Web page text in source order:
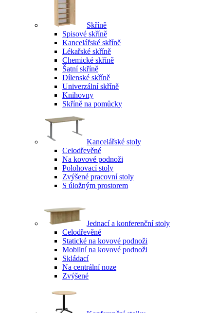
Skříně
Spisové skříně
Kancelářské skříně
Lékařské skříně
Chemické skříně
Šatní skříně
Dílenské skříně
Univerzální skříně
Knihovny
Skříně na pomůcky
Kancelářské stoly
Celodřevěné
Na kovové podnoži
Polohovací stoly
Zvýšené pracovní stoly
S úložným prostorem
Jednací a konferenční stoly
Celodřevěné
Statické na kovové podnoži
Mobilní na kovové podnoži
Skládací
Na centrální noze
Zvýšené